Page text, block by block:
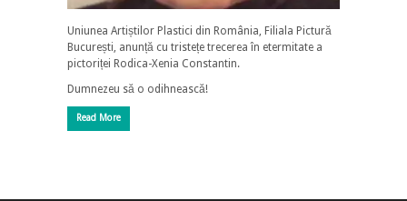
Uniunea Artiștilor Plastici din România, Filiala Pictură
București, anunță cu tristețe trecerea în etermitate a
pictoriței Rodica-Xenia Constantin.
Dumnezeu să o odihnească!
Read More